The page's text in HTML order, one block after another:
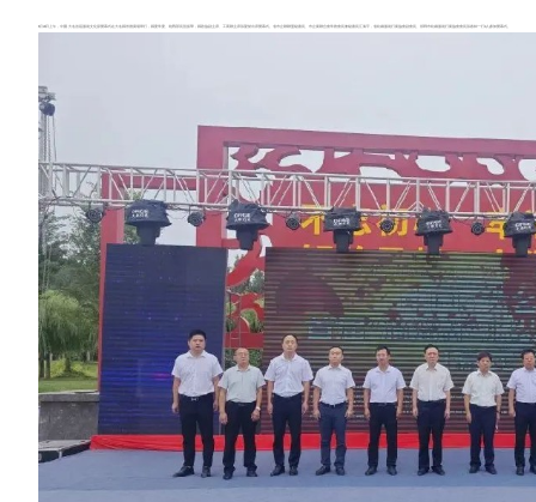
8月26日上午，中國·大名首屆服裝文化節開幕式在大名縣崇德廣場舉行，縣委常委、統戰部長苗振華，縣政協副主席、工商聯主席張驁桀出席開幕式。省市企聯聯盟秘書長、市企業聯合會常務會長兼秘書長江海平，省紡織服裝行業協會副會長、邯鄲市紡織服裝行業協會會長張春林一行6人參加開幕式。